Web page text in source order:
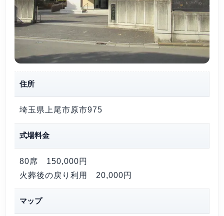
住所
埼玉県上尾市原市975
式場料金
80席 150,000円
火葬後の戻り利用
20,000円
マップ